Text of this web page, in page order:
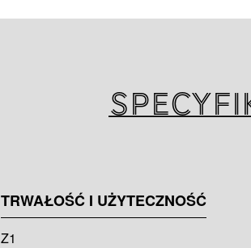
TRWAŁOŚĆ I UŻYTECZNOŚĆ
Z1